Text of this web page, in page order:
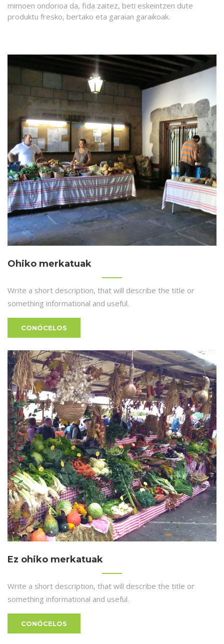
mimoen ondorioa da, fida zaitez, beti eskeintzen dute
produktu fresko, bertako eta garaian garaikoak.
Ohiko merkatuak
Write a short description, that will describe the title or
something informational and useful.
CONÓCELOS
Ez ohiko merkatuak
Write a short description, that will describe the title or
something informational and useful.
CONÓCELOS